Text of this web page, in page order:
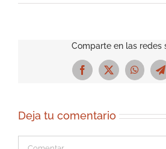
Comparte en las redes
Facebook
X
Deja tu comentario